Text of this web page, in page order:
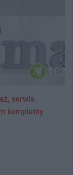
serwis.
kompletny